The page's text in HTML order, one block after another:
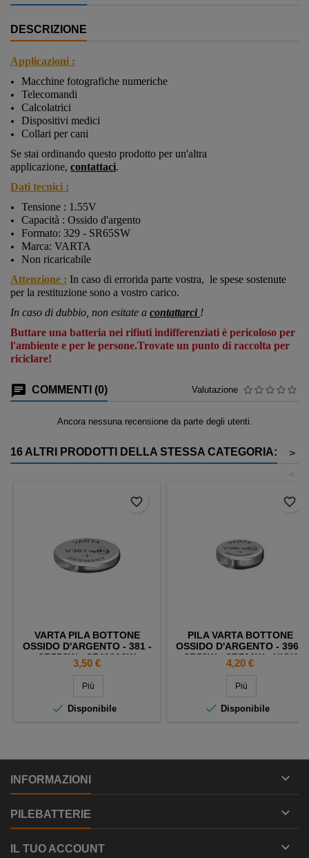
DESCRIZIONE
Applicazioni :
Macchine fotografiche numeriche
Telecomandi
Calcolatrici
Dispositivi medici
Collari per cani
Se stai ordinando questo prodotto per un'altra
applicazione, contattaci.
Dati tecnici :
Tensione : 1.55V
Capacità : Ossido d'argento
Formato: 329 - SR65SW
Marca: VARTA
Non ricaricabile
Attenzione : In caso di errorida parte vostra, le spese sostenute
per la restituzione sono a vostro carico.
In caso di dubbio, non esitate a contattarci !
Buttare una batteria nei rifiuti indifferenziati è pericoloso per
l'ambiente e per le persone.Trovate un punto di raccolta per
riciclare!
COMMENTI (0) Valutazione
Ancora nessuna recensione da parte degli utenti.
16 ALTRI PRODOTTI DELLA STESSA CATEGORIA:
>
<
VARTA PILA BOTTONE
OSSIDO D'ARGENTO - 381 -
SR55SW - SR1120SW
Prezzo
3,50 €
Più
 Disponibile
favorite_border
PILA VARTA BOTTONE
OSSIDO D'ARGENTO - 396 -
SR59W - SR726W - HIGH
IMPEDANCE
Prezzo
4,20 €
Più
 Disponibile
favorite_border
INFORMAZIONI 
PILEBATTERIE 
IL TUO ACCOUNT 